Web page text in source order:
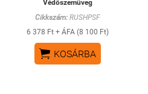
Védőszemüveg
Cikkszám: RUSHPSF
6 378 Ft + ÁFA (8 100 Ft)
 KOSÁRBA